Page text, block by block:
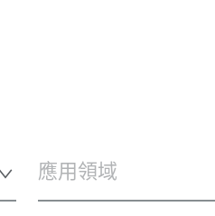
應用領域